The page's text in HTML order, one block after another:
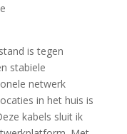
is tegen
stabiele
netwerk
in het huis is
kabels sluit ik